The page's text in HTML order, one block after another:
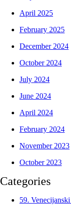
April 2025
February 2025
December 2024
October 2024
July 2024
June 2024
April 2024
February 2024
November 2023
October 2023
Categories
59.